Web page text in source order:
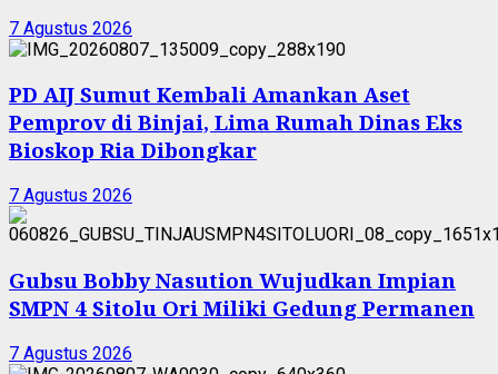
7 Agustus 2026
PD AIJ Sumut Kembali Amankan Aset
Pemprov di Binjai, Lima Rumah Dinas Eks
Bioskop Ria Dibongkar
7 Agustus 2026
Gubsu Bobby Nasution Wujudkan Impian
SMPN 4 Sitolu Ori Miliki Gedung Permanen
7 Agustus 2026